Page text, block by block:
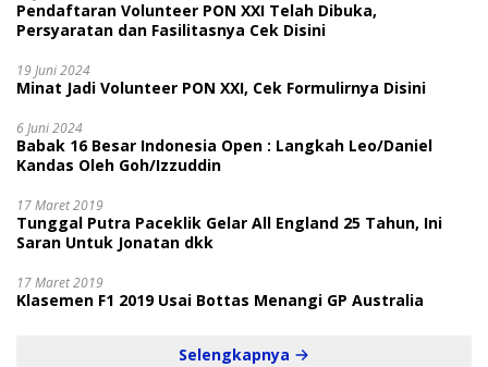
Pendaftaran Volunteer PON XXI Telah Dibuka,
Persyaratan dan Fasilitasnya Cek Disini
19 Juni 2024
Minat Jadi Volunteer PON XXI, Cek Formulirnya Disini
6 Juni 2024
Babak 16 Besar Indonesia Open : Langkah Leo/Daniel
Kandas Oleh Goh/Izzuddin
17 Maret 2019
Tunggal Putra Paceklik Gelar All England 25 Tahun, Ini
Saran Untuk Jonatan dkk
17 Maret 2019
Klasemen F1 2019 Usai Bottas Menangi GP Australia
Selengkapnya